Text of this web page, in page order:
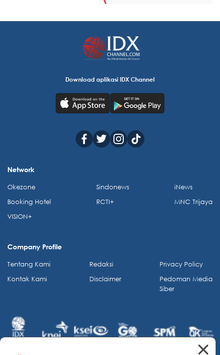
Download aplikasi IDX Channel
Network
Okezone
Booking Hotel
VISION+
Sindonews
RCTI+
iNews
MNC Trijaya
Company Profile
Tentang Kami
Kontak Kami
Redaksi
Disclaimer
Privacy Policy
Pedoman Media
Siber